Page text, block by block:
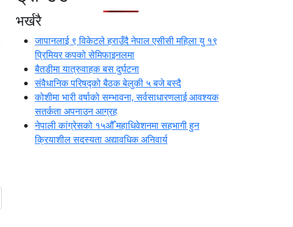
भर्खरै
जापानलाई ९ विकेटले हराउँदै नेपाल एसीसी महिला यु १९
प्रिमियर कपको सेमिफाइनलमा
बैतडीमा यात्रुवाहक बस दुर्घटना
संवैधानिक परिषद्को बैठक बेलुकी ५ बजे बस्दै
कोशीमा भारी वर्षाको सम्भावना, सर्वसाधारणलाई आवश्यक
सतर्कता अपनाउन आग्रह
नेपाली कांग्रेसको १५औँ महाधिवेशनमा सहभागी हुन
क्रियाशील सदस्यता अद्यावधिक अनिवार्य